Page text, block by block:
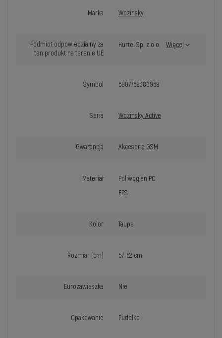
Marka Wozinsky
Podmiot odpowiedzialny za
ten produkt na terenie UE
Hurtel Sp. z o.o. Więcej
Symbol 5907769380969
Seria Wozinsky Active
Gwarancja Akcesoria GSM
Materiał
Poliwęglan PC
EPS
Kolor Taupe
Rozmiar (cm) 57-62 cm
Eurozawieszka Nie
Opakowanie Pudełko